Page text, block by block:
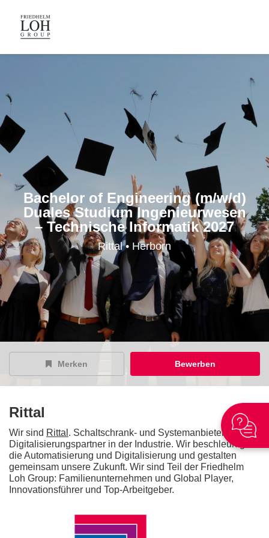
Bachelor of Engineering (m/w/d)
Duales Studium Ingenieurwesen
– Technische Informatik 2027
Rittal • Herborn
Merken Bewerben
Rittal
Wir sind Rittal . Schaltschrank- und Systemanbieter und
Digitalisierungspartner in der Industrie. Wir beschleunigen
die Automatisierung und Digitalisierung und gestalten
gemeinsam unsere Zukunft. Wir sind Teil der Friedhelm
Loh Group: Familienunternehmen und Global Player,
Innovationsführer und Top-Arbeitgeber.